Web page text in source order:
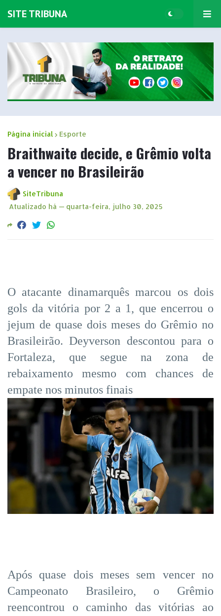
SITE TRIBUNA
Página inicial Esporte
Braithwaite decide, e Grêmio volta
a vencer no Brasileirão
SiteTribuna
Atualizado há — quarta-feira, julho 30, 2025
O atacante dinamarquês marcou os dois
gols da vitória por 2 a 1, que encerrou o
jejum de quase dois meses do Grêmio no
Brasileirão. Deyverson descontou para o
Fortaleza, que segue na zona de
rebaixamento mesmo com chances de
empate nos minutos finais
Após quase dois meses sem vencer no
Campeonato Brasileiro, o Grêmio
reencontrou o caminho das vitórias ao